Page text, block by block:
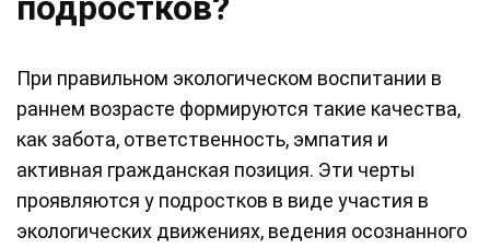
При правильном экологическом воспитании в
раннем возрасте формируются такие качества,
как забота, ответственность, эмпатия и
активная гражданская позиция. Эти черты
проявляются у подростков в виде участия в
экологических движениях, ведения осознанного